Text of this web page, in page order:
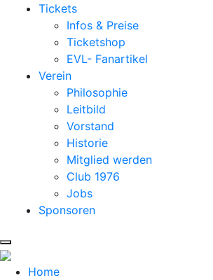
Tickets
Infos & Preise
Ticketshop
EVL- Fanartikel
Verein
Philosophie
Leitbild
Vorstand
Historie
Mitglied werden
Club 1976
Jobs
Sponsoren
Home